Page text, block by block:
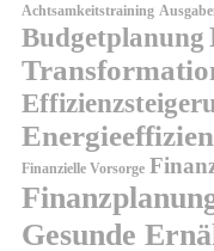
Achtsamkeitstraining
Budgetplanung
Finanzielle Vorsorge
Gesunde